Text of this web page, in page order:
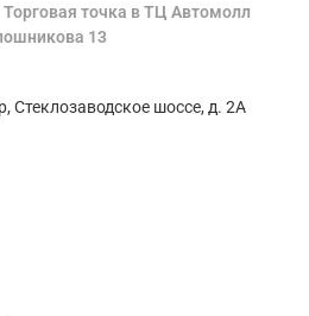
Торговая точка в ТЦ Автомолл
13
Стеклозаводское шоссе, д. 2А